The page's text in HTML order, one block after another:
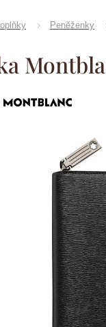
Peněženky
Značka:Montblanc